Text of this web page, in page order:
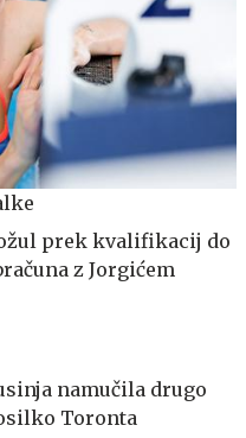
prek kvalifikacij do
z Jorgićem
namučila drugo
Toronta